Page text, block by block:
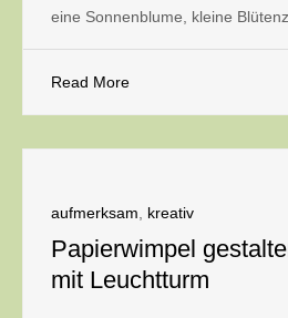
eine Sonnenblume, kleine
Read More
aufmerksam kreativ
Papierwimpel
mit Leuchtturm